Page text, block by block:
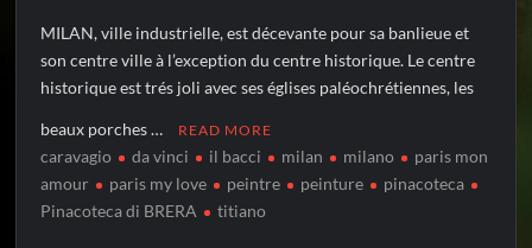
MILAN, ville industrielle, est décevante pour sa banlieue et
son centre ville à l’exception du centre historique. Le centre
historique est trés joli avec ses églises paléochrétiennes, les
beaux porches … READ MORE
caravagio da vinci il bacci milan milano
paris mon
amour
paris my love peintre peinture
pinacoteca
Pinacoteca di BRERA
titiano